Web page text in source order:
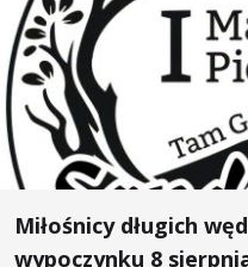
Miłośnicy długich
wypoczynku 8